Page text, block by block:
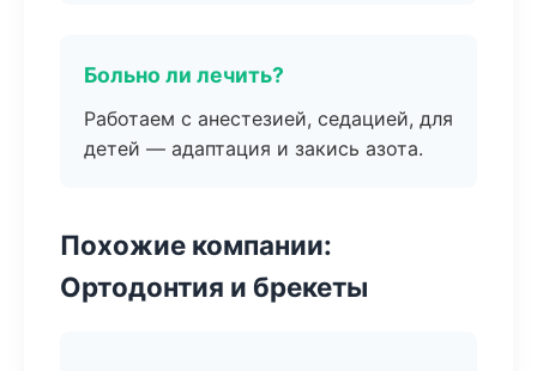
Больно ли лечить?
Работаем с анестезией, седацией, для
детей — адаптация и закись азота.
Похожие компании:
Ортодонтия и брекеты